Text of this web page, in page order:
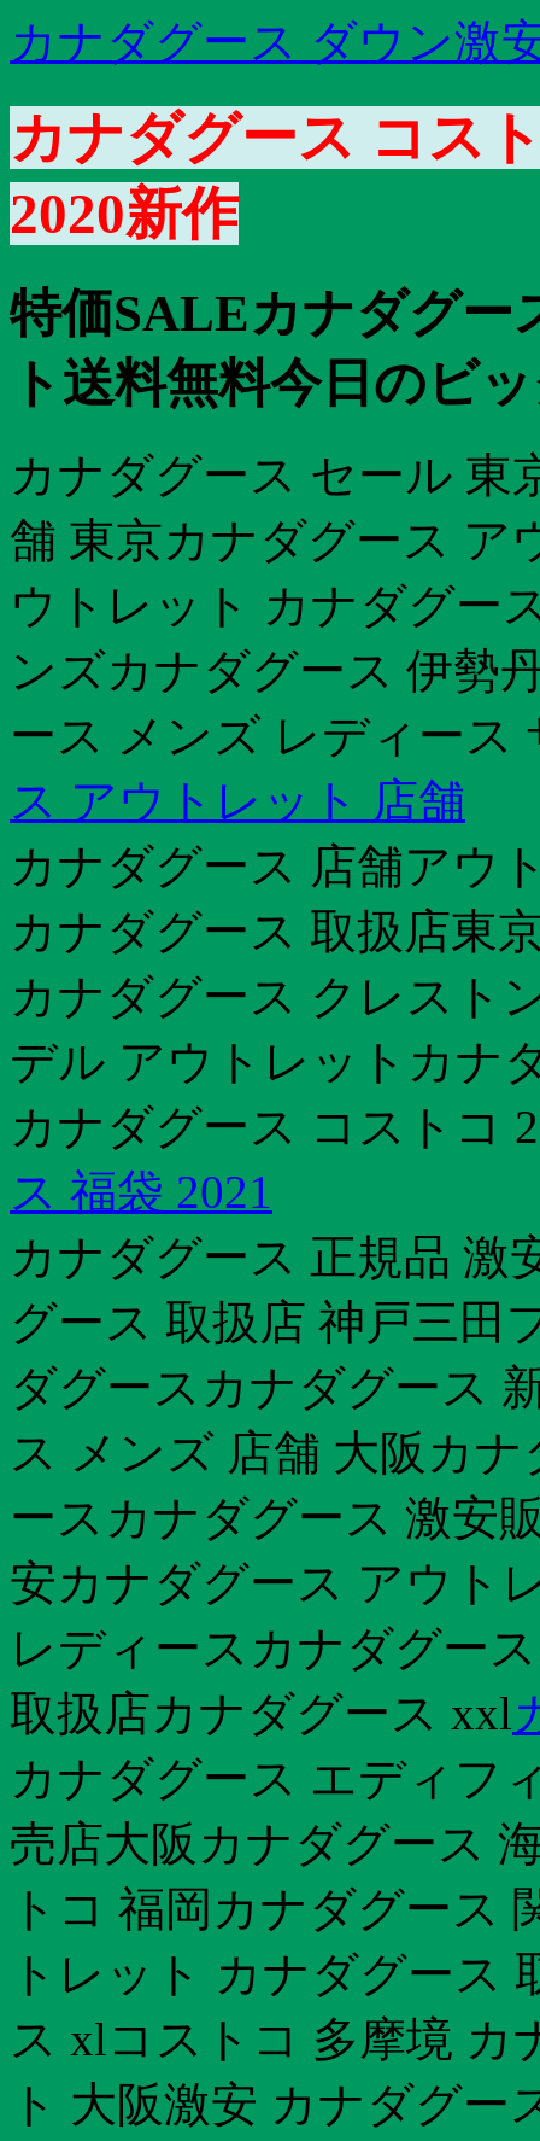
カナダグース ダウン激
カナダグース コス
2020新作
特価SALEカナダグー
ト送料無料今日のビ
カナダグース セール 東
舗 東京カナダグース ア
ウトレット カナダグー
ンズカナダグース 伊勢
ース メンズ レディース
ス アウトレット 店舗
カナダグース 店舗アウ
カナダグース 取扱店東
カナダグース クレスト
デル アウトレットカナ
カナダグース コストコ
ス 福袋 2021
カナダグース 正規品 激
グース 取扱店 神戸三田
ダグースカナダグース
ス メンズ 店舗 大阪カ
ースカナダグース 激安
安カナダグース アウト
レディースカナダグー
取扱店カナダグース xxl
カナダグース エディフ
売店大阪カナダグース
トコ 福岡カナダグース
トレット カナダグース
ス xlコストコ 多摩境 カ
ト 大阪激安 カナダグ